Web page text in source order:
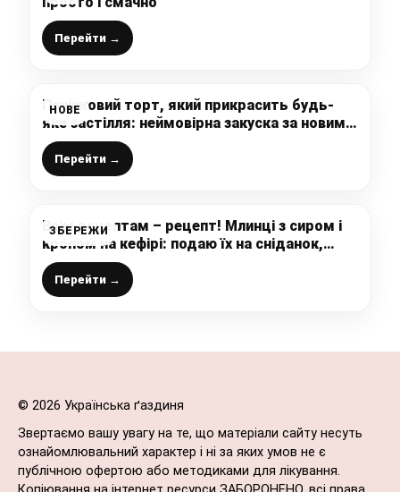
Перейти →
НОВЕ
Печінковий торт, який прикрасить будь-
яке застілля: неймовірна закуска за новим
рецептом
Перейти →
ЗБЕРЕЖИ
Всім рецептам – рецепт! Млинці з сиром і
кропом на кефірі: подаю їх на сніданок,
перекус чи вечерю
Перейти →
© 2026 Українська ґаздиня
Звертаємо вашу увагу на те, що матеріали сайту несуть
ознайомлювальний характер і ні за яких умов не є
публічною офертою або методиками для лікування.